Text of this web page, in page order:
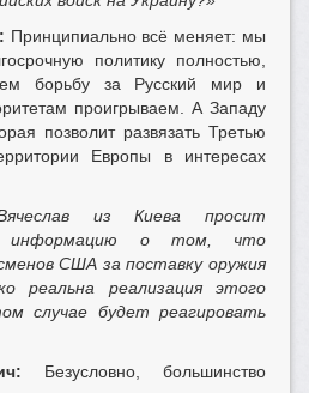
Принципиально всё меняет: мы
политику полностью,
борьбу за Русский мир и
проигрываем. А Западу
позволит развязать Третью
Европы в интересах
из Киева просит
информацию о том, что
США за поставку оружия
реальна реализация этого
случае будет реагировать
Безусловно, большинство